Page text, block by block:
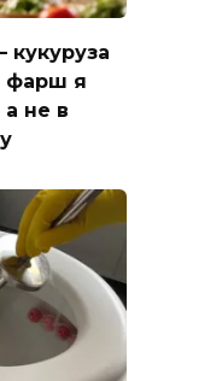
фарш я
не в